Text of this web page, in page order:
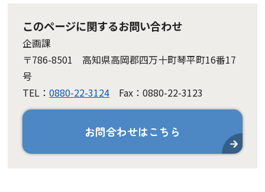
このページに関するお問い合わせ
企画課
〒786-8501 高知県高岡郡四万十町琴平町16番17
号
TEL：0880-22-3124 Fax：0880-22-3123
お問合わせはこちら